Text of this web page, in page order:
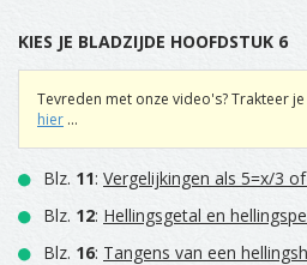
KIES JE BLADZIJDE HOOFDSTUK 6
Tevreden met onze video's? Trakteer
hier ...
Blz. 11: Vergelijkingen als 5=x/3
Blz. 12: Hellingsgetal en
Blz. 16: Tangens van een